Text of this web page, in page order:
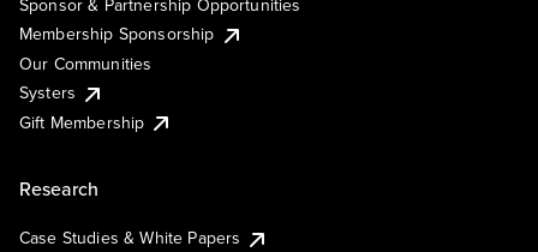
Sponsor & Partnership Opportunities
Membership Sponsorship
Our Communities
Systers
Gift Membership
Research
Case Studies & White Papers